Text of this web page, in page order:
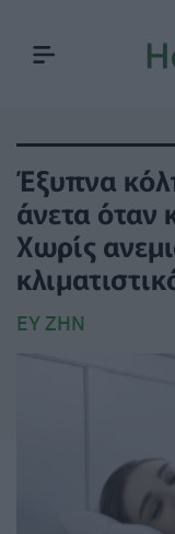
Έξυπνα
άνετα όταν
Χωρίς
ΕΥ ΖΗΝ